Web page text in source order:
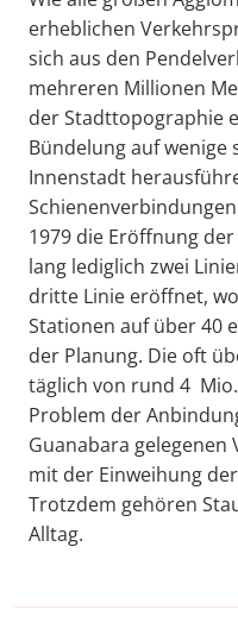
erheblichen
sich aus den
mehreren Millionen
der Stadttopographie
Bündelung auf
Innenstadt
1979 die Eröffnung
lang lediglich zwei
dritte Linie eröffnet,
Stationen auf über 40
der Planung. Die oft
täglich von rund 4
Problem der
Guanabara
mit der Einweihung
Trotzdem gehören
Alltag.